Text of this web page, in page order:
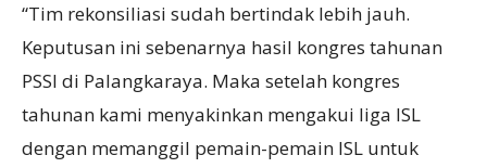
“Tim rekonsiliasi sudah bertindak lebih jauh.
Keputusan ini sebenarnya hasil kongres tahunan
PSSI di Palangkaraya. Maka setelah kongres
tahunan kami menyakinkan mengakui liga ISL
dengan memanggil pemain-pemain ISL untuk